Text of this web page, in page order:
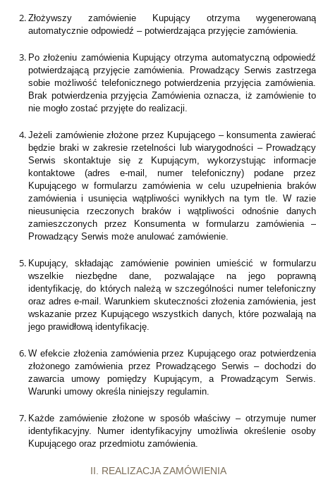
Złożywszy zamówienie Kupujący otrzyma wygenerowaną
automatycznie odpowiedź – potwierdzająca przyjęcie zamówienia.
Po złożeniu zamówienia Kupujący otrzyma automatyczną odpowiedź
potwierdzającą przyjęcie zamówienia. Prowadzący Serwis zastrzega
sobie możliwość telefonicznego potwierdzenia przyjęcia zamówienia.
Brak potwierdzenia przyjęcia Zamówienia oznacza, iż zamówienie to
nie mogło zostać przyjęte do realizacji.
Jeżeli zamówienie złożone przez Kupującego – konsumenta zawierać
będzie braki w zakresie rzetelności lub wiarygodności – Prowadzący
Serwis skontaktuje się z Kupującym, wykorzystując informacje
kontaktowe (adres e-mail, numer telefoniczny) podane przez
Kupującego w formularzu zamówienia w celu uzupełnienia braków
zamówienia i usunięcia wątpliwości wynikłych na tym tle. W razie
nieusunięcia rzeczonych braków i wątpliwości odnośnie danych
zamieszczonych przez Konsumenta w formularzu zamówienia –
Prowadzący Serwis może anulować zamówienie.
Kupujący, składając zamówienie powinien umieścić w formularzu
wszelkie niezbędne dane, pozwalające na jego poprawną
identyfikację, do których należą w szczególności numer telefoniczny
oraz adres e-mail. Warunkiem skuteczności złożenia zamówienia, jest
wskazanie przez Kupującego wszystkich danych, które pozwalają na
jego prawidłową identyfikację.
W efekcie złożenia zamówienia przez Kupującego oraz potwierdzenia
złożonego zamówienia przez Prowadzącego Serwis – dochodzi do
zawarcia umowy pomiędzy Kupującym, a Prowadzącym Serwis.
Warunki umowy określa niniejszy regulamin.
Każde zamówienie złożone w sposób właściwy – otrzymuje numer
identyfikacyjny. Numer identyfikacyjny umożliwia określenie osoby
Kupującego oraz przedmiotu zamówienia.
II. REALIZACJA ZAMÓWIENIA